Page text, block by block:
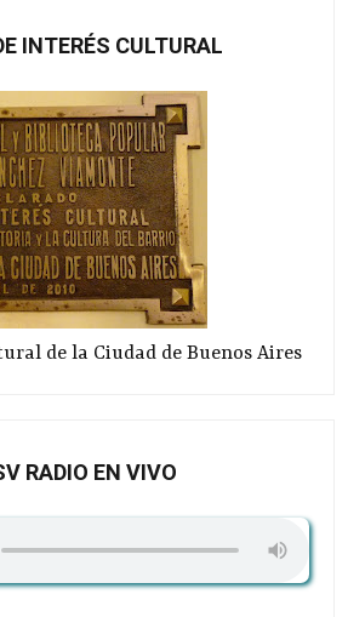
INTERÉS CULTURAL
de la Ciudad de Buenos Aires
RADIO EN VIVO